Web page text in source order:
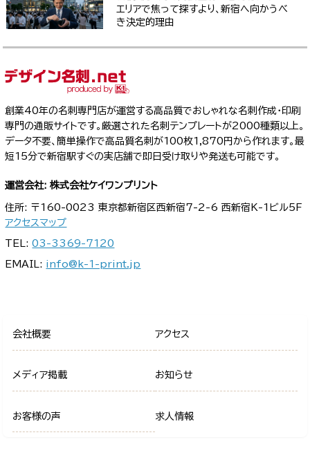
エリアで焦って探すより、新宿へ向かうべ
き決定的理由
創業40年の名刺専門店が運営する高品質でおしゃれな名刺作成・印刷
専門の通販サイトです。厳選された名刺テンプレートが2000種類以上。
データ不要、簡単操作で高品質名刺が100枚1,870円から作れます。最
短15分で新宿駅すぐの実店舗で即日受け取りや発送も可能です。
運営会社: 株式会社ケイワンプリント
住所: 〒160-0023 東京都新宿区西新宿7-2-6 西新宿K-1ビル5F
アクセスマップ
TEL:03-3369-7120
EMAIL: info@k-1-print.jp
会社概要 アクセス
メディア掲載 お知らせ
お客様の声 求人情報